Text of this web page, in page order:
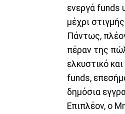
ενεργά funds
μέχρι
Πάντως,
πέραν της
ελκυστικό
funds,
δημόσια
Επιπλέον, ο